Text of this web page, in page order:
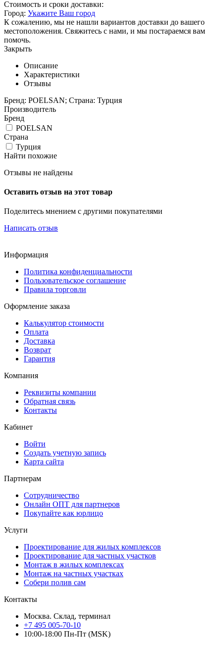
Стоимость и сроки доставки:
Город: Укажите Ваш город
К сожалению, мы не нашли вариантов доставки до вашего
местоположения. Свяжитесь с нами, и мы постараемся вам
помочь.
Закрыть
Описание
Характеристики
Отзывы
Бренд: POELSAN; Страна: Турция
Производитель
Бренд
POELSAN
Страна
Турция
Найти похожие
Отзывы не найдены
Оставить отзыв на этот товар
Поделитесь мнением с другими покупателями
Написать отзыв
Информация
Политика конфиденциальности
Пользовательское соглашение
Правила торговли
Оформление заказа
Калькулятор стоимости
Оплата
Доставка
Возврат
Гарантия
Компания
Реквизиты компании
Обратная связь
Контакты
Кабинет
Войти
Создать учетную запись
Карта сайта
Партнерам
Сотрудничество
Онлайн ОПТ для партнеров
Покупайте как юрлицо
Услуги
Проектирование для жилых комплексов
Проектирование для частных участков
Монтаж в жилых комплексах
Монтаж на частных участках
Собери полив сам
Контакты
Москва. Склад, терминал
+7 495 005-70-10
10:00-18:00 Пн-Пт (MSK)